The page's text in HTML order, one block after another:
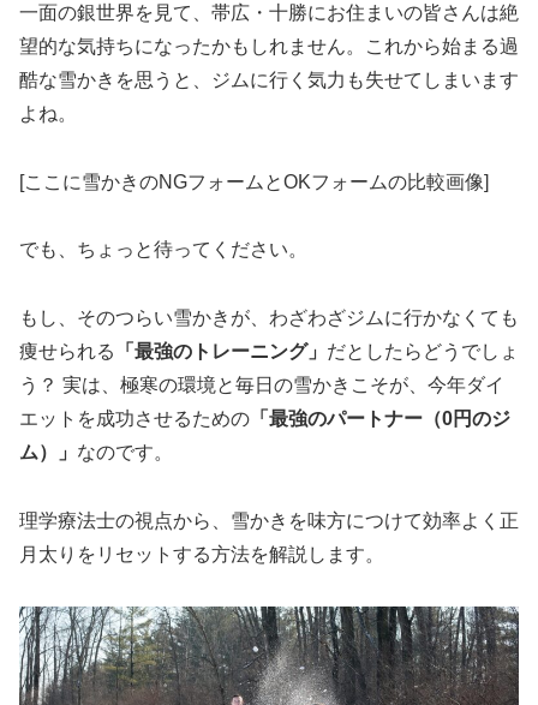
一面の銀世界を見て、帯広・十勝にお住まいの皆さんは絶
望的な気持ちになったかもしれません。これから始まる過
酷な雪かきを思うと、ジムに行く気力も失せてしまいます
よね。
[ここに雪かきのNGフォームとOKフォームの比較画像]
でも、ちょっと待ってください。
もし、そのつらい雪かきが、わざわざジムに行かなくても
痩せられる
「最強のトレーニング」 だとしたらどうでしょ
う？ 実は、極寒の環境と毎日の雪かきこそが、今年ダイ
エットを成功させるための 「最強のパートナー（0円のジ
ム）」 なのです。
理学療法士の視点から、雪かきを味方につけて効率よく正
月太りをリセットする方法を解説します。